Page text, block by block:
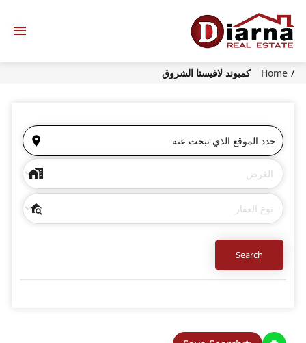
Home كمبوند لافيستا الشروق